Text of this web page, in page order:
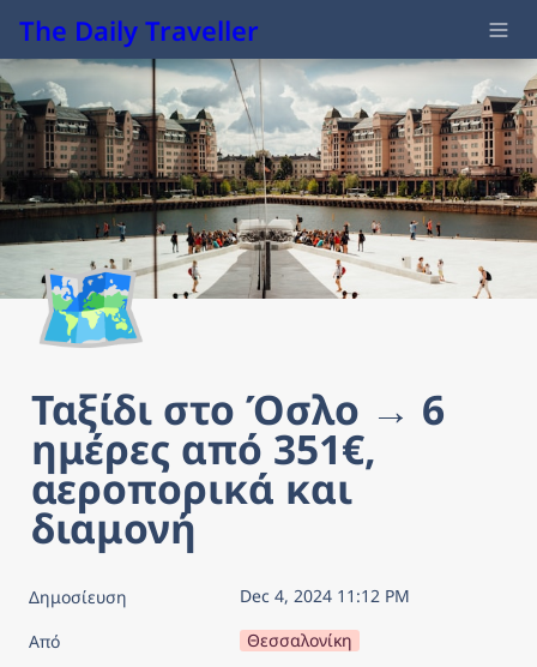
The Daily Traveller
🗺️
Ταξίδι στο Όσλο → 6
ημέρες από 351€,
αεροπορικά και
διαμονή
Δημοσίευση
Dec 4, 2024 11:12 PM
Από
Θεσσαλονίκη